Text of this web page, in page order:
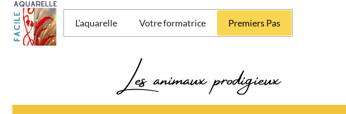
Aller
contenu
L’aquarelle Votre formatrice Premiers Pas